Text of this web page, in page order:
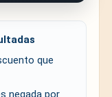
que
negada por